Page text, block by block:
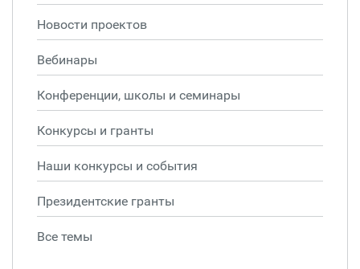
Новости проектов
Вебинары
Конференции, школы и семинары
Конкурсы и гранты
Наши конкурсы и события
Президентские гранты
Все темы